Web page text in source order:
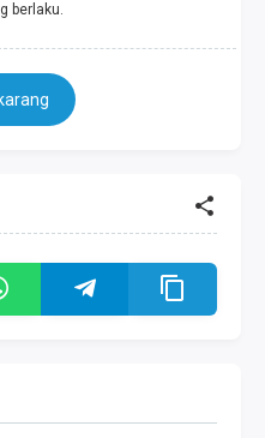
berlaku.